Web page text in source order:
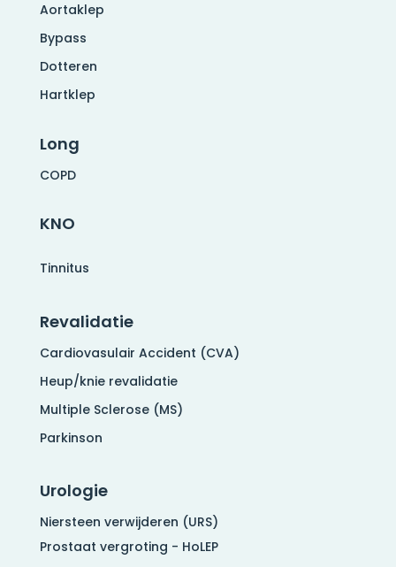
Aortaklep
Bypass
Dotteren
Hartklep
Long
COPD
KNO
Tinnitus
Revalidatie
Cardiovasulair Accident (CVA)
Heup/knie revalidatie
Multiple Sclerose (MS)
Parkinson
Urologie
Niersteen verwijderen (URS)
Prostaat vergroting - HoLEP